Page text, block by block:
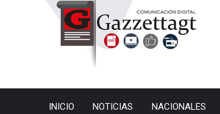
INICIO NOTICIAS NACIONALES